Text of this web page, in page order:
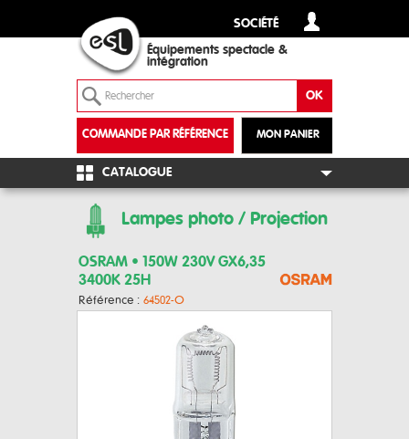
SOCIÉTÉ
Équipements spectacle &
intégration
MON PANIER
COMMANDE PAR RÉFÉRENCE
+
CATALOGUE
Lampes photo / Projection
OSRAM • 150W 230V GX6,35
3400K 25H
Référence : 64502-O